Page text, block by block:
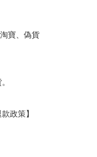
寶、偽貨
政策】